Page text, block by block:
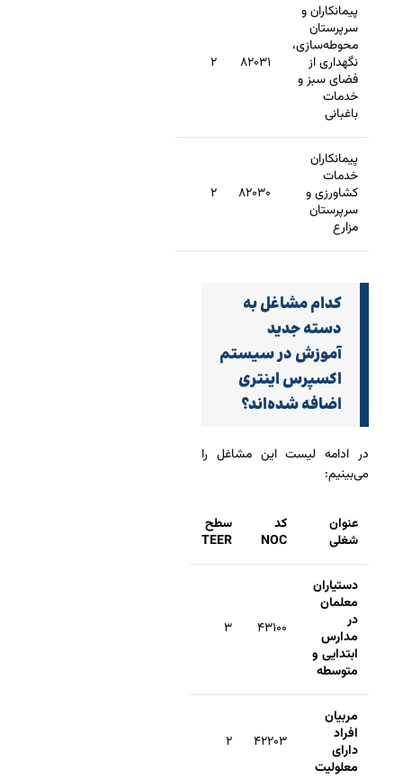
پیمانکاران و
سرپرستان
محوطه‌سازی،
نگهداری از
فضای سبز و
خدمات
باغبانی
۸۲۰۳۱ ۲
پیمانکاران
خدمات
کشاورزی و
سرپرستان
مزارع
۸۲۰۳۰ ۲
کدام مشاغل به
دسته جدید
آموزش در سیستم
اکسپرس اینتری
اضافه شده‌اند؟
در ادامه لیست این مشاغل را
می‌بینیم:
عنوان
شغلی
کد
NOC
سطح
TEER
دستیاران
معلمان
در
مدارس
ابتدایی و
متوسطه
۴۳۱۰۰ ۳
مربیان
افراد
دارای
معلولیت
۴۲۲۰۳ ۲